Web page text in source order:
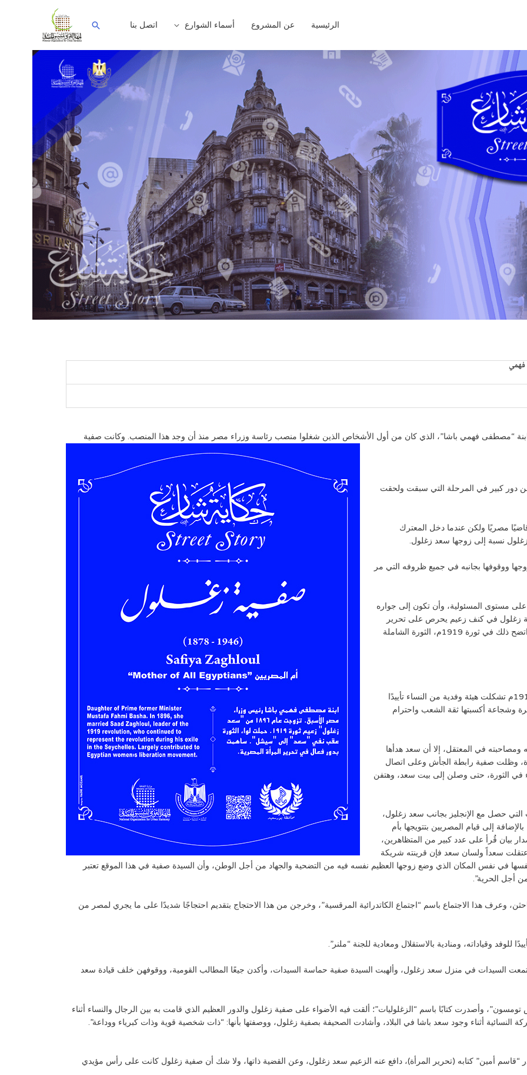
الرئيسية عن المشروع أسماء الشوارع اتصل بنا
فهمي”، ولدت في عام 1878م، وهي ابنة “مصطفى فهمي باشا”، الذي كان من أول الأشخاص الذين شغلوا منصب رئاسة وزراء مصر منذ أن وجد هذا المنصب. وكانت صفية
من دور كبير في المرحلة التي سبقت ولحقت
يكن سوى قاضيًا مصريًا ولكن عندما دخل المعترك
نسبة إلى زوجها سعد زغلول.
ووقوفها بجانبه في جميع ظروفه التي مر
مستوى المسئولية، وأن تكون إلى جواره
زغلول في كنف زعيم يحرص على تحرير
الشعب بفئاته المختلفة، برجاله ونسائه، مسلمين وأقباط، واتضح ذلك في ثورة 1919م، الثورة الشاملة
تشكل الوفد المصري من الرجال عام 1918م، وفي عام 1919م تشكلت هيئة وفدية من النساء تأييدًا
وشجاعة أكسبتها ثقة الشعب واحترام
في المعتقل، إلا أن سعد هدأها
وظلت صفية رابطة الجأش وعلى اتصال
في الثورة، حتى وصلن إلى بيت سعد، وهتفن
حصل مع الإنجليز بجانب سعد زغلول،
إلى قيام المصريين بتتويجها بأم
بيان قُرأ على عدد كبير من المتظاهرين،
سعداً ولسان سعد فإن قرينته شريكة
في نفس المكان الذي وضع زوجها العظيم نفسه فيه من التضحية والجهاد من أجل الوطن، وأن السيدة صفية في هذا الموقع تعتبر
أجل الحرية”.
مصر يتباحثن، وعرف هذا الاجتماع باسم “اجتماع الكاتدرائية المرقسية”، وخرجن من هذا الاحتجاج بتقديم احتجاجًا شديدًا على ما يجري لمصر من
اجتمعت السيدات في منزل سعد زغلول، وألهبت السيدة صفية حماسة السيدات، وأكدن جيعًا المطالب القومية، ووقوفهن خلف قيادة سعد
وأصدرت كتابًا باسم “الزغلوليات”؛ ألقت فيه الأضواء على صفية زغلول والدور العظيم الذي قامت به بين الرجال والنساء أثناء
أثناء وجود سعد باشا في البلاد، وأشادت الصحيفة بصفية زغلول، ووصفتها بأنها: “ذات شخصية قوية وذات كبرياء ووداعة”.
“قاسم أمين” كتابه (تحرير المرأة)، دافع عنه الزعيم سعد زغلول، وعن القضية ذاتها، ولا شك أن صفية زغلول كانت على رأس مؤيدي